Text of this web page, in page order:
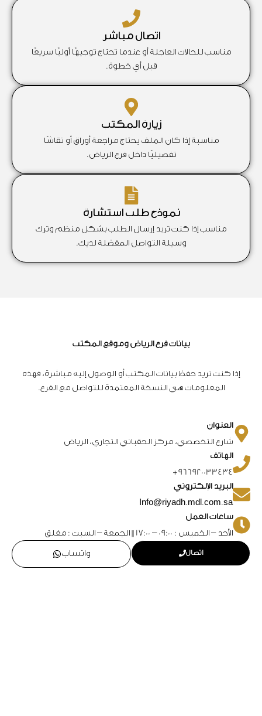
اتصال مباشر
مناسب للحالات العاجلة أو عندما تحتاج توجيهًا أوليًا سريعًا
قبل أي خطوة.
زيارة المكتب
مناسبة إذا كان الملف يحتاج مراجعة أوراق أو نقاشًا
تفصيليًا داخل فرع الرياض.
نموذج طلب استشارة
مناسب إذا كنت تريد إرسال الطلب بشكل منظم وترك
وسيلة التواصل المفضلة لديك.
بيانات فرع الرياض وموقع المكتب
إذا كنت تريد حفظ بيانات المكتب أو الوصول إليه مباشرة، فهذه
المعلومات هي النسخة المعتمدة للتواصل مع الفرع.
العنوان
شارع التخصصي، مركز الحقباني التجاري، الرياض
الهاتف
966920033434+
البريد الإلكتروني
Info@riyadh.mdl.com.sa
ساعات العمل
الأحد – الخميس : 09:00 – 17:00 || الجمعة – السبت : مغلق
اتصال واتساب